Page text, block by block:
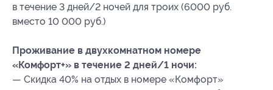
в течение 3 дней/2 ночей для троих (6000 руб.
вместо 10 000 руб.)
Проживание в двухкомнатном номере
«Комфорт+» в течение 2 дней/1 ночи:
— Скидка 40% на отдых в номере «Комфорт»